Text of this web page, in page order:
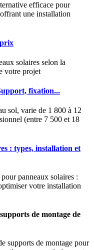
efficace pour
une installation
solaires selon la
votre projet
fixation...
sol, varie de 1 800 à 12
(entre 7 500 et 18
: types, installation et
panneaux solaires :
votre installation
de montage de
supports de montage pour